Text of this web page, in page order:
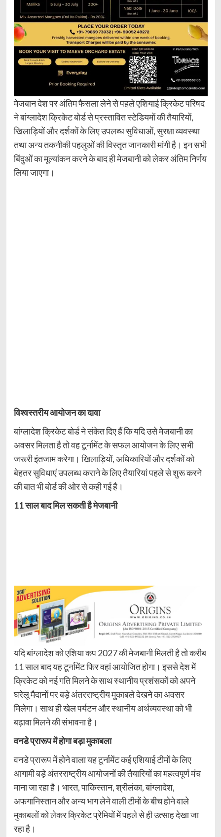
मेजबान देश पर अंतिम फैसला लेने से पहले एशियाई क्रिकेट परिषद
ने बांग्लादेश क्रिकेट बोर्ड से प्रस्तावित स्टेडियमों की तैयारियों,
खिलाड़ियों और दर्शकों के लिए उपलब्ध सुविधाओं, सुरक्षा व्यवस्था
तथा अन्य तकनीकी पहलुओं की विस्तृत जानकारी मांगी है। इन सभी
बिंदुओं का मूल्यांकन करने के बाद ही मेजबानी को लेकर अंतिम निर्णय
लिया जाएगा।
विश्वस्तरीय आयोजन का दावा
बांग्लादेश क्रिकेट बोर्ड ने संकेत दिए हैं कि यदि उसे मेजबानी का
अवसर मिलता है तो वह टूर्नामेंट के सफल आयोजन के लिए सभी
जरूरी इंतजाम करेगा। खिलाड़ियों, अधिकारियों और दर्शकों को
बेहतर सुविधाएं उपलब्ध कराने के लिए तैयारियां पहले से शुरू करने
की बात भी बोर्ड की ओर से कही गई है।
11 साल बाद मिल सकती है मेजबानी
यदि बांग्लादेश को एशिया कप 2027 की मेजबानी मिलती है तो करीब
11 साल बाद यह टूर्नामेंट फिर वहां आयोजित होगा। इससे देश में
क्रिकेट को नई गति मिलने के साथ स्थानीय प्रशंसकों को अपने
घरेलू मैदानों पर बड़े अंतरराष्ट्रीय मुकाबले देखने का अवसर
मिलेगा। साथ ही खेल पर्यटन और स्थानीय अर्थव्यवस्था को भी
बढ़ावा मिलने की संभावना है।
वनडे प्रारूप में होगा बड़ा मुकाबला
वनडे प्रारूप में होने वाला यह टूर्नामेंट कई एशियाई टीमों के लिए
आगामी बड़े अंतरराष्ट्रीय आयोजनों की तैयारियों का महत्वपूर्ण मंच
माना जा रहा है। भारत, पाकिस्तान, श्रीलंका, बांग्लादेश,
अफगानिस्तान और अन्य भाग लेने वाली टीमों के बीच होने वाले
मुकाबलों को लेकर क्रिकेट प्रेमियों में पहले से ही उत्साह देखा जा
रहा है।